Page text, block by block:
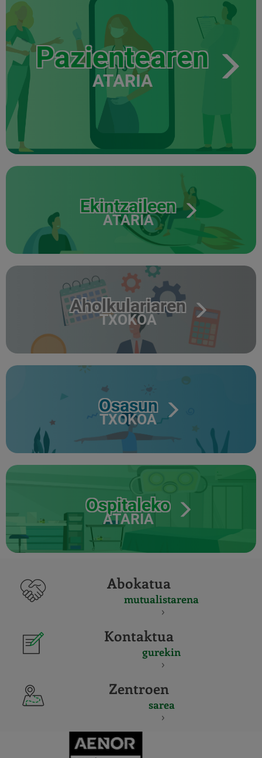
Pazientearen
ATARIA
Ekintzaileen
ATARIA
Aholkulariaren
TXOKOA
Osasun
TXOKOA
Ospitaleko
ATARIA
Abokatua
mutualistarena
Kontaktua
gurekin
Zentroen
sarea